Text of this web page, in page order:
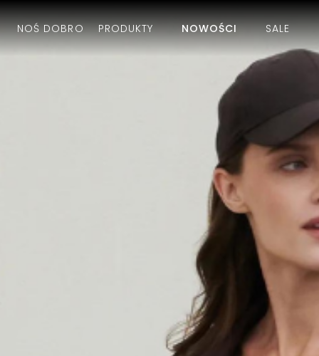
Przejdź
do
zawartości
NOŚ DOBRO PRODUKTY NOWOŚCI SALE